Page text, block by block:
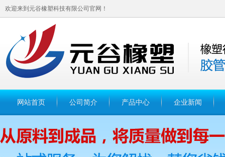
欢迎来到元谷橡塑科技有限公司官网！
网站首页 公司简介 产品中心 企业新闻